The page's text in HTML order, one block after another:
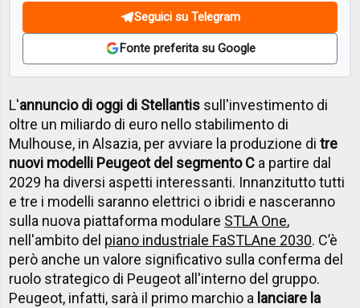
Seguici su Telegram
Fonte preferita su Google
L'annuncio di oggi di Stellantis sull'investimento di
oltre un miliardo di euro nello stabilimento di
Mulhouse, in Alsazia, per avviare la produzione ditre
nuovi modelli Peugeot del segmento C a partire dal
2029 ha diversi aspetti interessanti. Innanzitutto tutti
e tre i modelli saranno elettrici o ibridi e nasceranno
sulla nuova piattaforma modulare STLA One,
nell'ambito del piano industriale FaSTLAne 2030. C’è
però anche un valore significativo sulla conferma del
ruolo strategico di Peugeot all'interno del gruppo.
Peugeot, infatti, sarà il primo marchio a lanciare la